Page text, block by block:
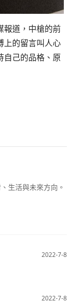
報道，中槍的前
上的留言叫人心
自己的品格、原
生活與未來方向。
2022-7-8
2022-7-8